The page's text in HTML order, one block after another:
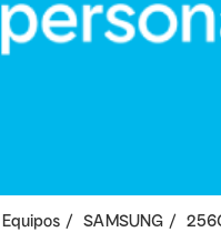
Equipos SAMSUNG